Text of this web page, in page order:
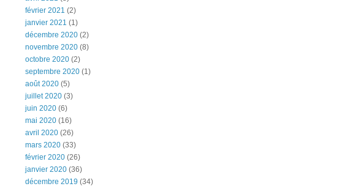
février 2021 (2)
janvier 2021 (1)
décembre 2020 (2)
novembre 2020 (8)
octobre 2020 (2)
septembre 2020 (1)
août 2020 (5)
juillet 2020 (3)
juin 2020 (6)
mai 2020 (16)
avril 2020 (26)
mars 2020 (33)
février 2020 (26)
janvier 2020 (36)
décembre 2019 (34)